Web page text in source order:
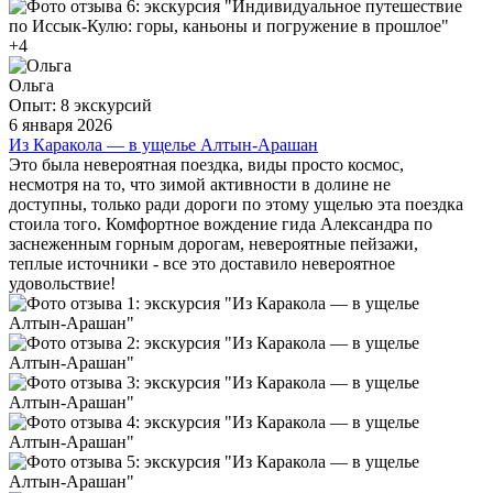
+4
Ольга
Опыт: 8 экскурсий
6 января 2026
Из Каракола — в ущелье Алтын-Арашан
Это была невероятная поездка, виды просто космос,
несмотря на то, что зимой активности в долине не
доступны, только ради дороги по этому ущелью эта поездка
стоила того. Комфортное вождение гида Александра по
заснеженным горным дорогам, невероятные пейзажи,
теплые источники - все это доставило невероятное
удовольствие!